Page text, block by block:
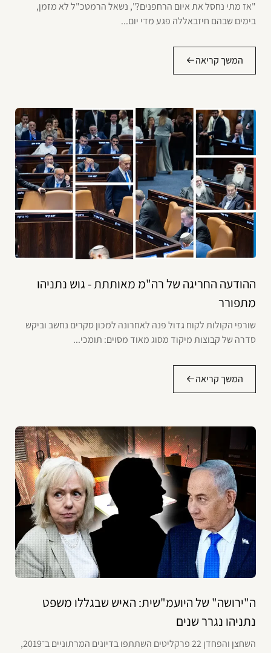
"אז מתי נחסל את איום הרחפנים?", נשאל הרמטכ"ל לא מזמן,
בימים שבהם חיזבאללה פגע מדי יום...
המשך קריאה
ההודעה החריגה של רה"מ מאותתת - גוש נתניהו
מתפורר
שורפי הקולות לקוח גדול פנה לאחרונה למכון סקרים נחשב וביקש
סדרה של קבוצות מיקוד מסוג מאוד מסוים: תומכי...
המשך קריאה
ה"ירושה" של היועמ"שית: האיש שבגללו משפט
נתניהו נגרר שנים
השחצן והפחדן 22 פרקליטים השתתפו בדיונים המרתוניים ב־2019,